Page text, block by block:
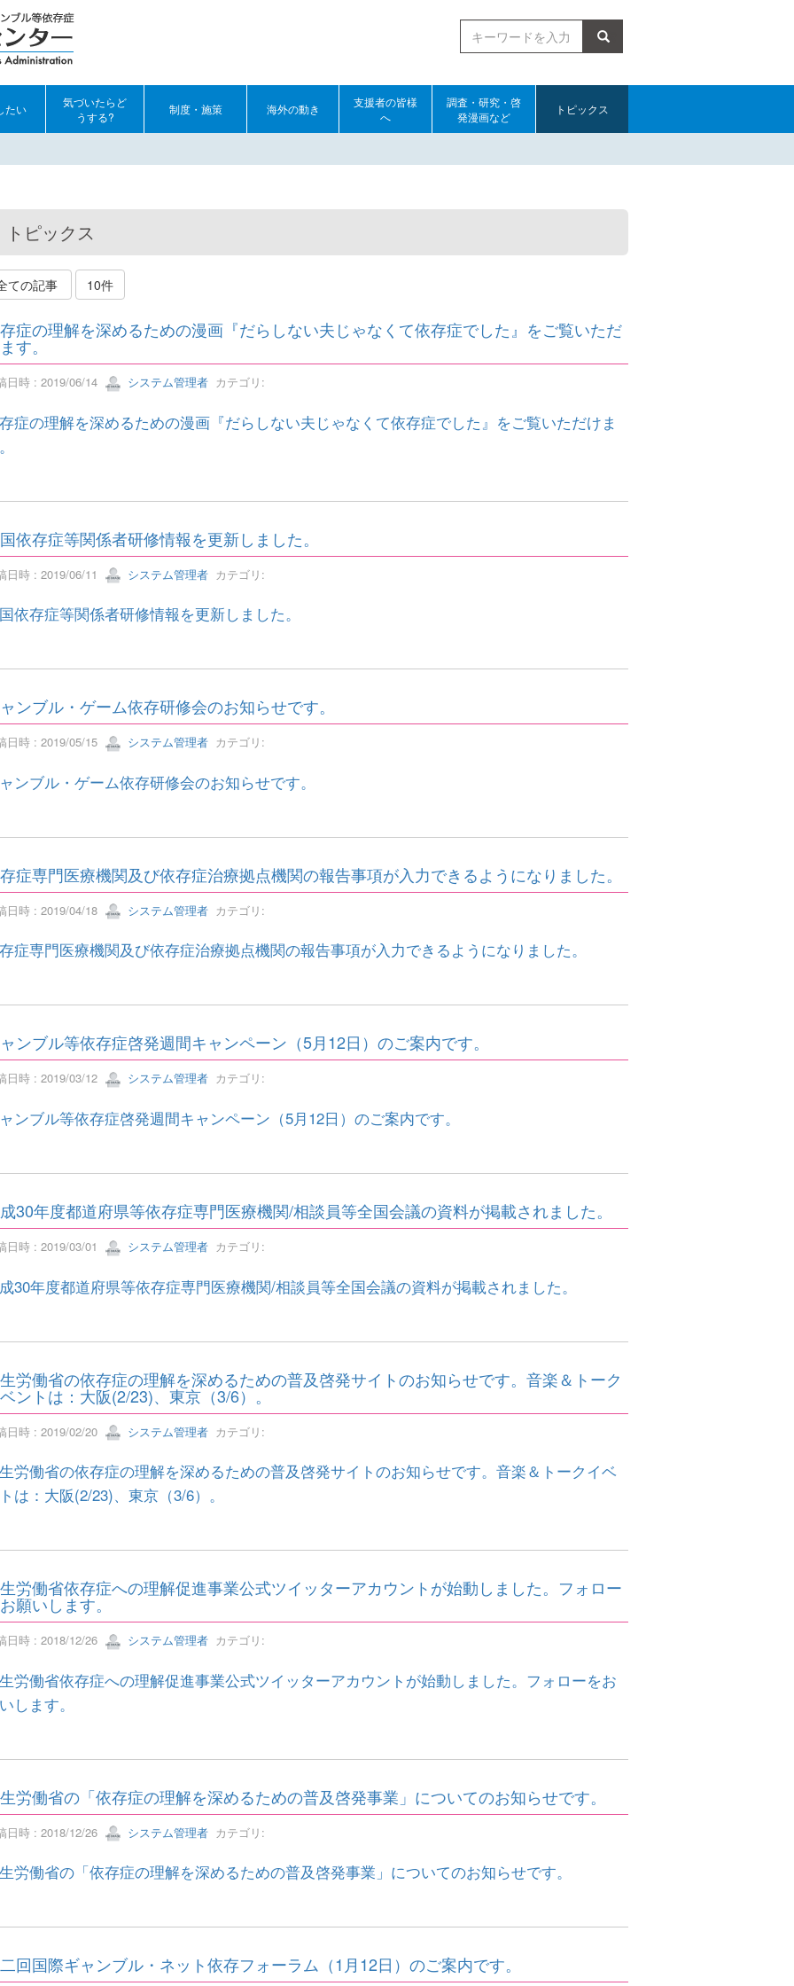
検索
たい
気づいたらど
うする?
制度・施策 海外の動き
支援者の皆様
へ
調査・研究・啓
発漫画など
トピックス
トピックス
ての記事 10件
症の理解を深めるための漫画『だらしない夫じゃなくて依存症でした』をご覧いただ
す。
日時 : 2019/06/14 システム管理者カテゴリ:
症の理解を深めるための漫画『だらしない夫じゃなくて依存症でした』をご覧いただけま
依存症等関係者研修情報を更新しました。
日時 : 2019/06/11 システム管理者カテゴリ:
依存症等関係者研修情報を更新しました。
ンブル・ゲーム依存研修会のお知らせです。
日時 : 2019/05/15 システム管理者カテゴリ:
ンブル・ゲーム依存研修会のお知らせです。
症専門医療機関及び依存症治療拠点機関の報告事項が入力できるようになりました。
日時 : 2019/04/18 システム管理者カテゴリ:
症専門医療機関及び依存症治療拠点機関の報告事項が入力できるようになりました。
ンブル等依存症啓発週間キャンペーン（5月12日）のご案内です。
日時 : 2019/03/12 システム管理者カテゴリ:
ンブル等依存症啓発週間キャンペーン（5月12日）のご案内です。
30年度都道府県等依存症専門医療機関/相談員等全国会議の資料が掲載されました。
日時 : 2019/03/01 システム管理者カテゴリ:
30年度都道府県等依存症専門医療機関/相談員等全国会議の資料が掲載されました。
労働省の依存症の理解を深めるための普及啓発サイトのお知らせです。音楽＆トーク
ントは：大阪(2/23)、東京（3/6）。
日時 : 2019/02/20 システム管理者カテゴリ:
労働省の依存症の理解を深めるための普及啓発サイトのお知らせです。音楽＆トークイベ
は：大阪(2/23)、東京（3/6）。
労働省依存症への理解促進事業公式ツイッターアカウントが始動しました。フォロー
願いします。
日時 : 2018/12/26 システム管理者カテゴリ:
労働省依存症への理解促進事業公式ツイッターアカウントが始動しました。フォローをお
します。
労働省の「依存症の理解を深めるための普及啓発事業」についてのお知らせです。
日時 : 2018/12/26 システム管理者カテゴリ:
労働省の「依存症の理解を深めるための普及啓発事業」についてのお知らせです。
回国際ギャンブル・ネット依存フォーラム（1月12日）のご案内です。